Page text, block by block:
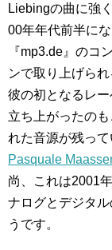
Liebingの曲に強
00年年代前半に
『mp3.de』のコ
ンで取り上げら
彼の初となるレ
立ち上がったの
れた音源が残って
Pasquale
尚、これは2001
ナログとデジタ
うです。